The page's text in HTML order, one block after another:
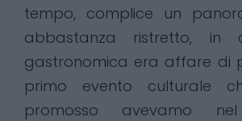
tempo, complice un
abbastanza ristretto, in
gastronomica era affare di
primo evento culturale
promosso avevamo